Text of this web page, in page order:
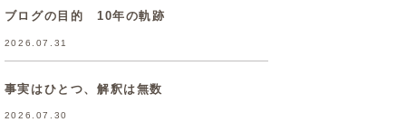
ブログの目的 10年の軌跡
2026.07.31
事実はひとつ、解釈は無数
2026.07.30